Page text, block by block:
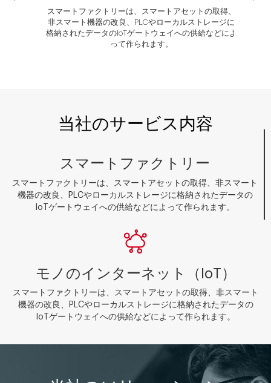
スマートファクトリーは、スマートアセットの取得、
非スマート機器の改良、PLCやローカルストレージに
格納されたデータのIoTゲートウェイへの供給などによ
って作られます。
当社のサービス内容
スマートファクトリー
スマートファクトリーは、スマートアセットの取得、非スマート
機器の改良、PLCやローカルストレージに格納されたデータの
IoTゲートウェイへの供給などによって作られます。
モノのインターネット（IoT）
スマートファクトリーは、スマートアセットの取得、非スマート
機器の改良、PLCやローカルストレージに格納されたデータの
IoTゲートウェイへの供給などによって作られます。